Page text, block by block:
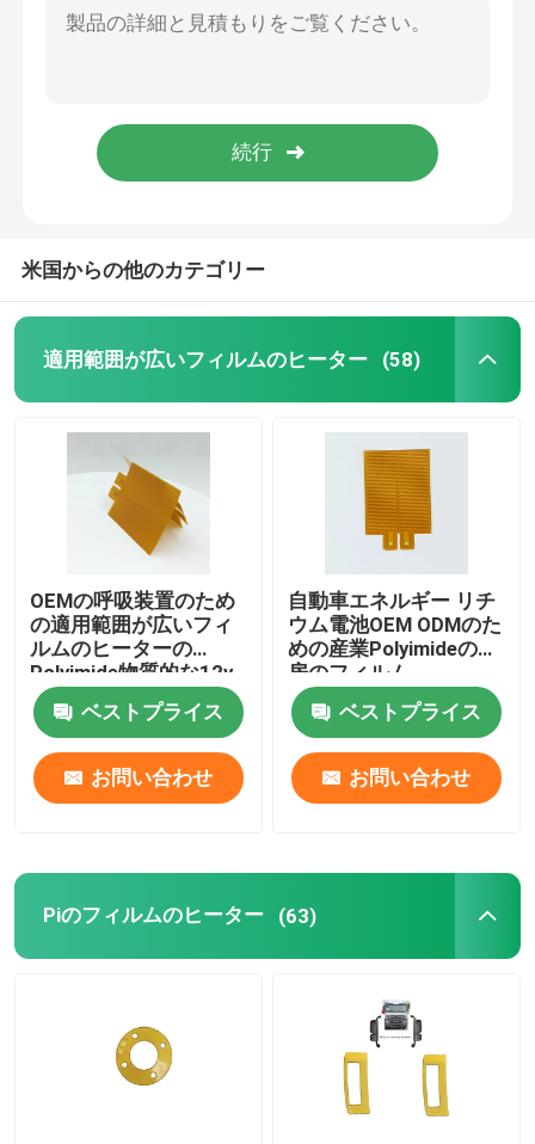
適用範囲が広い温湿布
注文の適用範囲が広いヒーター
電気熱するフィルム
アルミニウム熱する版
Polyimideの適用範囲が広いヒーター
適用範囲が広いヒーターの要素
米国からの他のカテゴリー
適用範囲が広いフィルムのヒーター (58)
OEMの呼吸装置のため
の適用範囲が広いフィ
ルムのヒーターの
Polyimide物質的な12v
ベストプライス
お問い合わせ
自動車エネルギー リチ
ウム電池OEM ODMのた
めの産業Polyimideの暖
房のフィルム
ベストプライス
お問い合わせ
Piのフィルムのヒーター (63)